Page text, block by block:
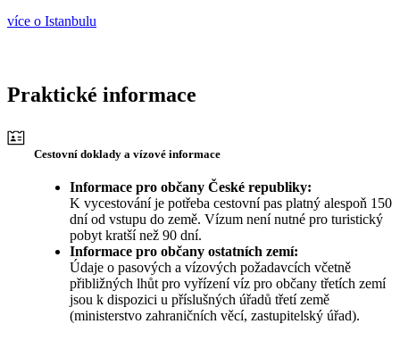
více o Istanbulu
Praktické informace
Cestovní doklady a vízové informace
Informace pro občany České republiky:
K vycestování je potřeba cestovní pas platný alespoň 150
dní od vstupu do země. Vízum není nutné pro turistický
pobyt kratší než 90 dní.
Informace pro občany ostatních zemí:
Údaje o pasových a vízových požadavcích včetně
přibližných lhůt pro vyřízení víz pro občany třetích zemí
jsou k dispozici u příslušných úřadů třetí země
(ministerstvo zahraničních věcí, zastupitelský úřad).